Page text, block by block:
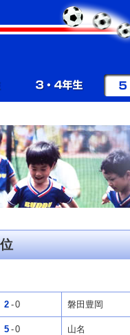
2 -0 磐田豊岡
5 -0 山名